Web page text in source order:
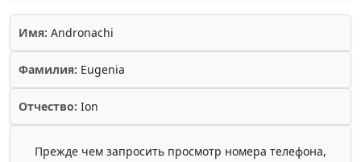
Имя: Andronachi
Фамилия: Eugenia
Отчество: Ion
Прежде чем запросить просмотр номера телефона,